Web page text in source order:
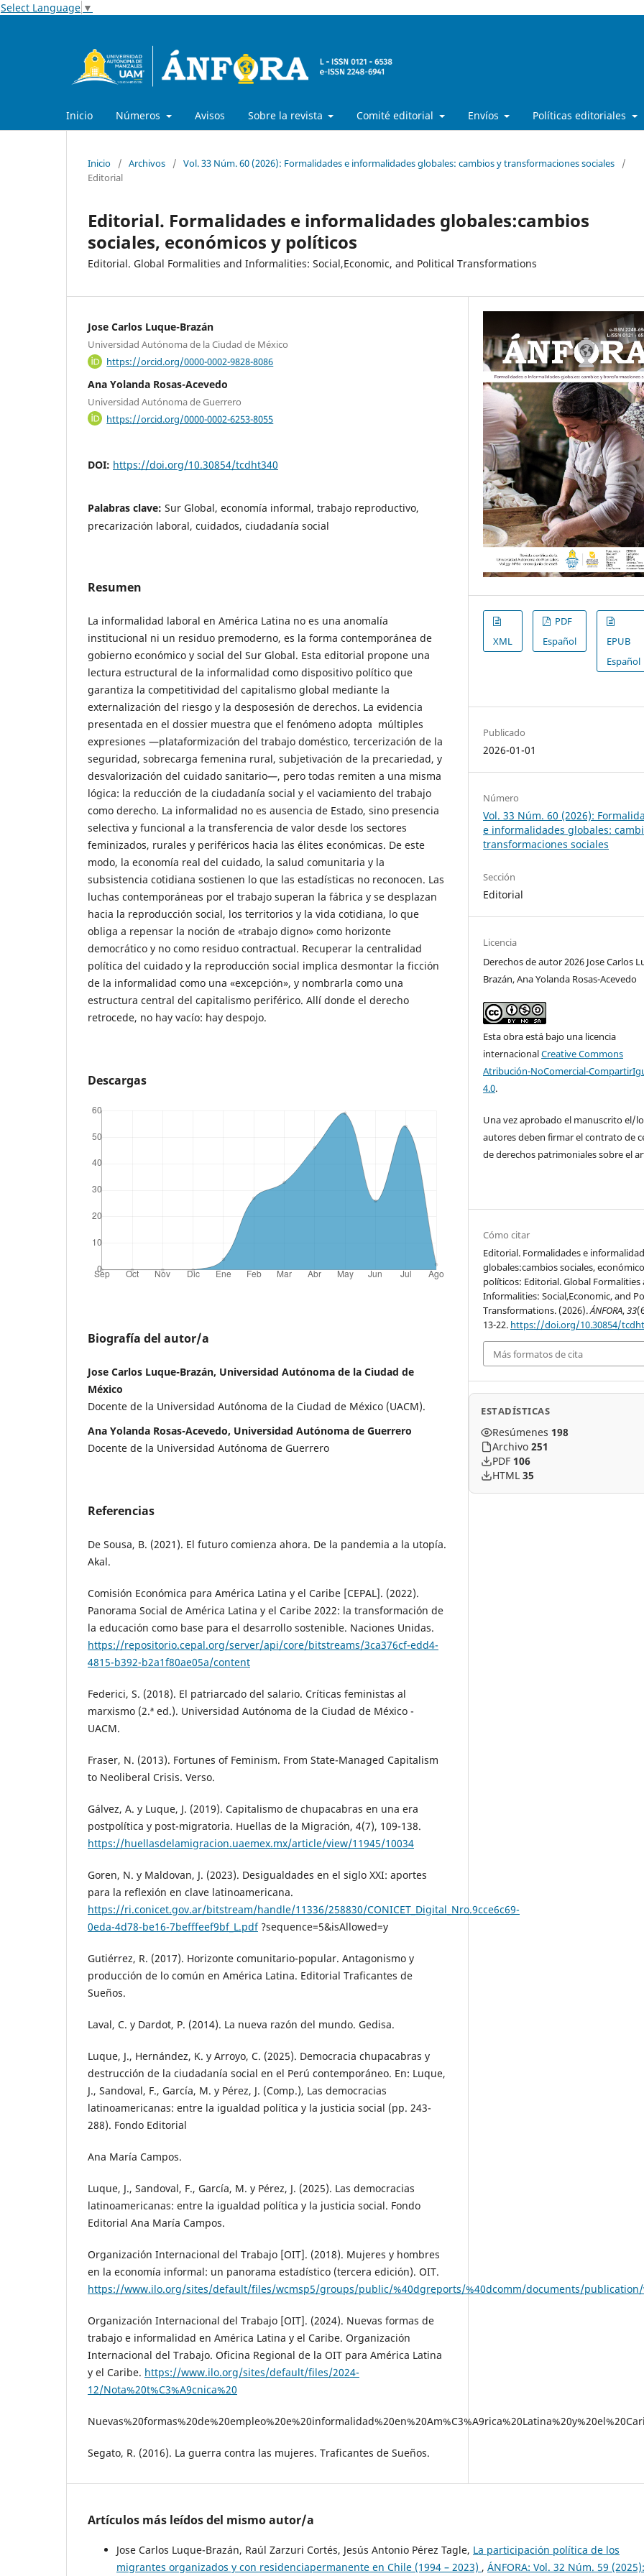
Select Language ▼
Inicio Números Avisos Sobre la revista Comité editorial Envíos Políticas editoriales
Inicio / Archivos / Vol. 33 Núm. 60 (2026): Formalidades e informalidades globales: cambios y transformaciones sociales
/
Editorial
Editorial. Formalidades e informalidades globales:cambios
sociales, económicos y políticos
Editorial. Global Formalities and Informalities: Social,Economic, and Political Transformations
Jose Carlos Luque-Brazán
Universidad Autónoma de la Ciudad de México
https://orcid.org/0000-0002-9828-8086
Ana Yolanda Rosas-Acevedo
Universidad Autónoma de Guerrero
https://orcid.org/0000-0002-6253-8055
DOI: https://doi.org/10.30854/tcdht340
Palabras clave: Sur Global, economía informal, trabajo reproductivo,
precarización laboral, cuidados, ciudadanía social
Resumen
La informalidad laboral en América Latina no es una anomalía
institucional ni un residuo premoderno, es la forma contemporánea de
gobierno económico y social del Sur Global. Esta editorial propone una
lectura estructural de la informalidad como dispositivo político que
garantiza la competitividad del capitalismo global mediante la
externalización del riesgo y la desposesión de derechos. La evidencia
presentada en el dossier muestra que el fenómeno adopta múltiples
expresiones —plataformización del trabajo doméstico, tercerización de la
seguridad, sobrecarga femenina rural, subjetivación de la precariedad, y
desvalorización del cuidado sanitario—, pero todas remiten a una misma
lógica: la reducción de la ciudadanía social y el vaciamiento del trabajo
como derecho. La informalidad no es ausencia de Estado, sino presencia
selectiva y funcional a la transferencia de valor desde los sectores
feminizados, rurales y periféricos hacia las élites económicas. De este
modo, la economía real del cuidado, la salud comunitaria y la
subsistencia cotidiana sostienen lo que las estadísticas no reconocen. Las
luchas contemporáneas por el trabajo superan la fábrica y se desplazan
hacia la reproducción social, los territorios y la vida cotidiana, lo que
obliga a repensar la noción de «trabajo digno» como horizonte
democrático y no como residuo contractual. Recuperar la centralidad
política del cuidado y la reproducción social implica desmontar la ficción
de la informalidad como una «excepción», y nombrarla como una
estructura central del capitalismo periférico. Allí donde el derecho
retrocede, no hay vacío: hay despojo.
Descargas
Biografía del autor/a
Jose Carlos Luque-Brazán, Universidad Autónoma de la Ciudad de
México
Docente de la Universidad Autónoma de la Ciudad de México (UACM).
Ana Yolanda Rosas-Acevedo, Universidad Autónoma de Guerrero
Docente de la Universidad Autónoma de Guerrero
Referencias
De Sousa, B. (2021). El futuro comienza ahora. De la pandemia a la utopía.
Akal.
Comisión Económica para América Latina y el Caribe [CEPAL]. (2022).
Panorama Social de América Latina y el Caribe 2022: la transformación de
la educación como base para el desarrollo sostenible. Naciones Unidas.
https://repositorio.cepal.org/server/api/core/bitstreams/3ca376cf-edd4-
4815-b392-b2a1f80ae05a/content
Federici, S. (2018). El patriarcado del salario. Críticas feministas al
marxismo (2.ª ed.). Universidad Autónoma de la Ciudad de México -
UACM.
Fraser, N. (2013). Fortunes of Feminism. From State-Managed Capitalism
to Neoliberal Crisis. Verso.
Gálvez, A. y Luque, J. (2019). Capitalismo de chupacabras en una era
postpolítica y post-migratoria. Huellas de la Migración, 4(7), 109-138.
https://huellasdelamigracion.uaemex.mx/article/view/11945/10034
Goren, N. y Maldovan, J. (2023). Desigualdades en el siglo XXI: aportes
para la reflexión en clave latinoamericana.
https://ri.conicet.gov.ar/bitstream/handle/11336/258830/CONICET_Digital_Nro.9cce6c69-
0eda-4d78-be16-7befffeef9bf_L.pdf?sequence=5&isAllowed=y
Gutiérrez, R. (2017). Horizonte comunitario-popular. Antagonismo y
producción de lo común en América Latina. Editorial Traficantes de
Sueños.
Laval, C. y Dardot, P. (2014). La nueva razón del mundo. Gedisa.
Luque, J., Hernández, K. y Arroyo, C. (2025). Democracia chupacabras y
destrucción de la ciudadanía social en el Perú contemporáneo. En: Luque,
J., Sandoval, F., García, M. y Pérez, J. (Comp.), Las democracias
latinoamericanas: entre la igualdad política y la justicia social (pp. 243-
288). Fondo Editorial
Ana María Campos.
Luque, J., Sandoval, F., García, M. y Pérez, J. (2025). Las democracias
latinoamericanas: entre la igualdad política y la justicia social. Fondo
Editorial Ana María Campos.
Organización Internacional del Trabajo [OIT]. (2018). Mujeres y hombres
en la economía informal: un panorama estadístico (tercera edición). OIT.
https://www.ilo.org/sites/default/files/wcmsp5/groups/public/%40dgreports/%40dcomm/documents/publication/
Organización Internacional del Trabajo [OIT]. (2024). Nuevas formas de
trabajo e informalidad en América Latina y el Caribe. Organización
Internacional del Trabajo. Oficina Regional de la OIT para América Latina
y el Caribe. https://www.ilo.org/sites/default/files/2024-
12/Nota%20t%C3%A9cnica%20
Segato, R. (2016). La guerra contra las mujeres. Traficantes de Sueños.
XML
PDF
Español
EPUB
Español
Publicado
2026-01-01
Número
Vol. 33 Núm. 60 (2026):
e informalidades globales:
transformaciones sociales
Sección
Editorial
Licencia
Derechos de autor 2026 Jose Carlos
Brazán, Ana Yolanda Rosas-Acevedo
Esta obra está bajo una licencia
internacionalCreative Commons
Atribución-NoComercial-
4.0.
Una vez aprobado el manuscrito el/
autores deben firmar el contrato de
de derechos patrimoniales sobre el
Cómo citar
Editorial. Formalidades e
globales:cambios sociales,
políticos: Editorial. Global Formalities
Informalities: Social,Economic, and
Transformations. (2026).ÁNFORA,33
13-22. https://doi.org/10.30854/
Más formatos de cita
ESTADÍSTICAS
Resúmenes 198
Archivo 251
PDF 106
HTML 35
Artículos más leídos del mismo autor/a
Jose Carlos Luque-Brazán, Raúl Zarzuri Cortés, Jesús Antonio Pérez Tagle, La participación política de los
migrantes organizados y con residenciapermanente en Chile (1994 – 2023) , ÁNFORA: Vol. 32 Núm. 59 (2025):